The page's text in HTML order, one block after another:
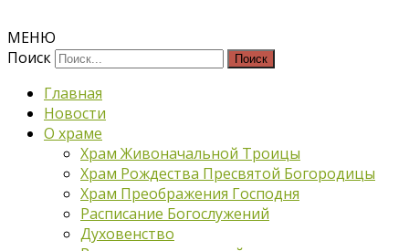
МЕНЮ
Поиск
Главная
Новости
О храме
Храм Живоначальной Троицы
Храм Рождества Пресвятой Богородицы
Храм Преображения Господня
Расписание Богослужений
Духовенство